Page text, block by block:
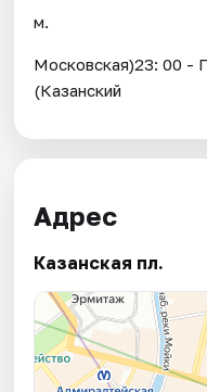
м.
Московская)23: 00 -
(Казанский
Адрес
Казанская пл.